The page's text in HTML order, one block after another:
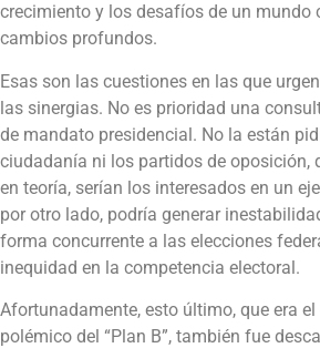
crecimiento y los desafíos de un mundo
cambios profundos.
Esas son las cuestiones en las que
las sinergias. No es prioridad una
de mandato presidencial. No la están
ciudadanía ni los partidos de oposición,
en teoría, serían los interesados en un
por otro lado, podría generar
forma concurrente a las elecciones
inequidad en la competencia electoral.
Afortunadamente, esto último, que era
polémico del “Plan B”, también fue